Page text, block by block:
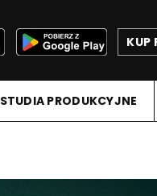
KUP
STUDIA PRODUKCYJNE